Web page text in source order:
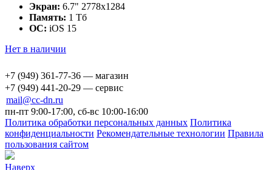
Экран: 6.7" 2778x1284
Память: 1 Тб
ОС: iOS 15
Нет в наличии
+7 (949) 361-77-36 — магазин
+7 (949) 441-20-29 — сервис
mail@cc-dn.ru
пн-пт 9:00-17:00, сб-вс 10:00-16:00
Политика обработки персональных данных Политика
конфиденциальности Рекомендательные технологии Правила
пользования сайтом
Наверх